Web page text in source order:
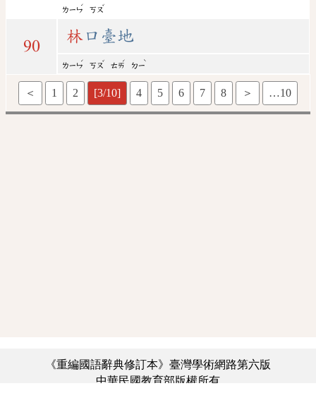
ㄌㄧㄣ
ˊ
ㄎㄡ
ˇ
90
林 口臺地
ㄌㄧㄣ
ˊ
ㄎㄡ
ˇ
ㄊㄞ
ˊ
ㄉㄧ
ˋ
＜ 1 2 [3/10] 4 5 6 7 8 ＞ …10
《重編國語辭典修訂本》臺灣學術網路第六版
中華民國教育部版權所有